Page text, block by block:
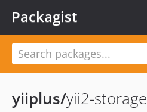
Packagist
yiiplus/yii2-storage